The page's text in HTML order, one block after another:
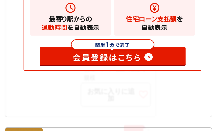
月
所在
開口
部向
南東
構造
SRC 地上9階建て